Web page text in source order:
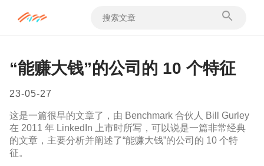
“能赚大钱”的公司的 10 个特征
23-05-27
这是一篇很早的文章了，由 Benchmark 合伙人 Bill Gurley
在 2011 年 LinkedIn 上市时所写，可以说是一篇非常经典
的文章，主要分析并阐述了“能赚大钱”的公司的 10 个特
征。